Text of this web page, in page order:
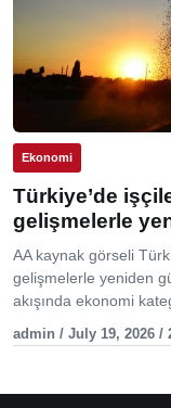
Ekonomi
Türkiye’de
gelişmelerle
AA kaynak görseli
gelişmelerle yeniden
akışında ekonomi
admin / July 19, 2026 /